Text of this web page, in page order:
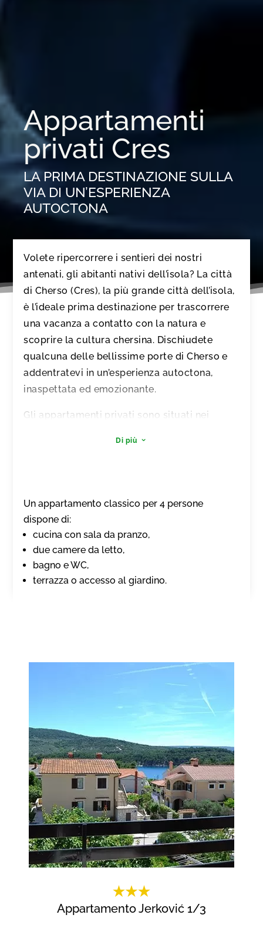
Appartamenti
privati Cres
LA PRIMA DESTINAZIONE SULLA
VIA DI UN’ESPERIENZA
AUTOCTONA
Volete ripercorrere i sentieri dei nostri
antenati, gli abitanti nativi dell’isola? La città
di Cherso (Cres), la più grande città dell’isola,
è l’ideale prima destinazione per trascorrere
una vacanza a contatto con la natura e
scoprire la cultura chersina. Dischiudete
qualcuna delle bellissime porte di Cherso e
addentratevi in un’esperienza autoctona,
inaspettata ed emozionante.
Gli appartamenti privati sono situati nei
Grabar) e nel cuore del suo centro storico.
Gli appartamenti distano dal mare all’incirca
200-500 m.
Gli appartamenti privati sono completamente
attrezzati e arredati in maniera personale –
secondo il gusto dei proprietari della casa,
nativi dell’isola di Cherso. Le lenzuola, le
Un appartamento classico per 4 persone
camere da letto, bagno e WC, terrazza o
Di più 3
Un appartamento classico per 4 persone
dispone di:
cucina con sala da pranzo,
due camere da letto,
bagno e WC,
terrazza o accesso al giardino.
Appartamento Jerković 1/3